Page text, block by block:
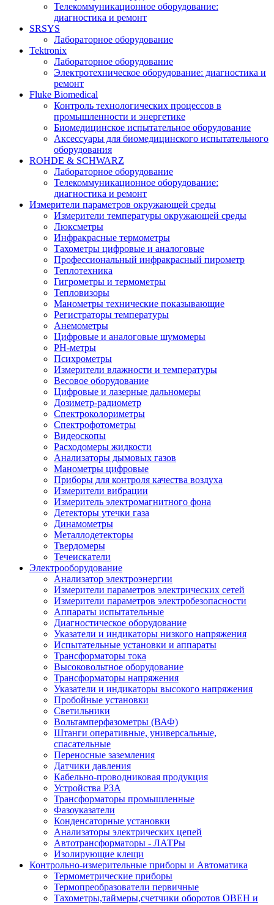
Телекоммуникационное оборудование:
диагностика и ремонт
SRSYS
Лабораторное оборудование
Tektronix
Лабораторное оборудование
Электротехническое оборудование: диагностика и
ремонт
Fluke Biomedical
Контроль технологических процессов в
промышленности и энергетике
Биомедицинское испытательное оборудование
Аксессуары для биомедицинского испытательного
оборудования
ROHDE & SCHWARZ
Лабораторное оборудование
Телекоммуникационное оборудование:
диагностика и ремонт
Измерители параметров окружающей среды
Измерители температуры окружающей среды
Люксметры
Инфракрасные термометры
Тахометры цифровые и аналоговые
Профессиональный инфракрасный пирометр
Теплотехника
Гигрометры и термометры
Тепловизоры
Манометры технические показывающие
Регистраторы температуры
Анемометры
Цифровые и аналоговые шумомеры
PH-метры
Психрометры
Измерители влажности и температуры
Весовое оборудование
Цифровые и лазерные дальномеры
Дозиметр-радиометр
Спектроколориметры
Спектрофотометры
Видеоскопы
Расходомеры жидкости
Анализаторы дымовых газов
Манометры цифровые
Приборы для контроля качества воздуха
Измерители вибрации
Измеритель электромагнитного фона
Детекторы утечки газа
Динамометры
Металлодетекторы
Твердомеры
Течеискатели
Электрооборудование
Анализатор электроэнергии
Измерители параметров электрических сетей
Измерители параметров электробезопасности
Аппараты испытательные
Диагностическое оборудование
Указатели и индикаторы низкого напряжения
Испытательные установки и аппараты
Трансформаторы тока
Высоковольтное оборудование
Трансформаторы напряжения
Указатели и индикаторы высокого напряжения
Пробойные установки
Светильники
Вольтамперфазометры (ВАФ)
Штанги оперативные, универсальные,
спасательные
Переносные заземления
Датчики давления
Кабельно-проводниковая продукция
Устройства РЗА
Трансформаторы промышленные
Фазоуказатели
Конденсаторные установки
Анализаторы электрических цепей
Автотрансформаторы - ЛАТРы
Изолирующие клещи
Контрольно-измерительные приборы и Автоматика
Термометрические приборы
Термопреобразователи первичные
Тахометры,таймеры,счетчики оборотов ОВЕН и